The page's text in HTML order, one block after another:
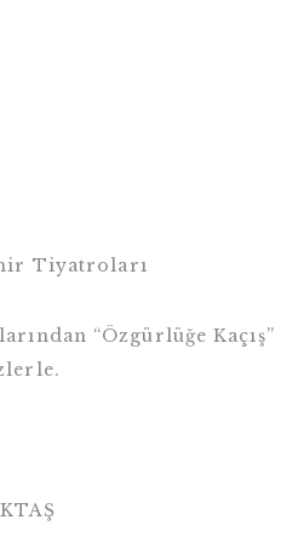
Tiyatroları
“Özgürlüğe Kaçış”